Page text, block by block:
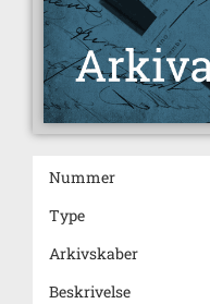
Nummer
Type
Arkivskaber
Beskrivelse